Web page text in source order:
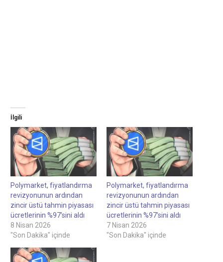
İlgili
Polymarket, fiyatlandırma
revizyonunun ardından
zincir üstü tahmin piyasası
ücretlerinin %97’sini aldı
8 Nisan 2026
"Son Dakika" içinde
Polymarket, fiyatlandırma
revizyonunun ardından
zincir üstü tahmin piyasası
ücretlerinin %97’sini aldı
7 Nisan 2026
"Son Dakika" içinde